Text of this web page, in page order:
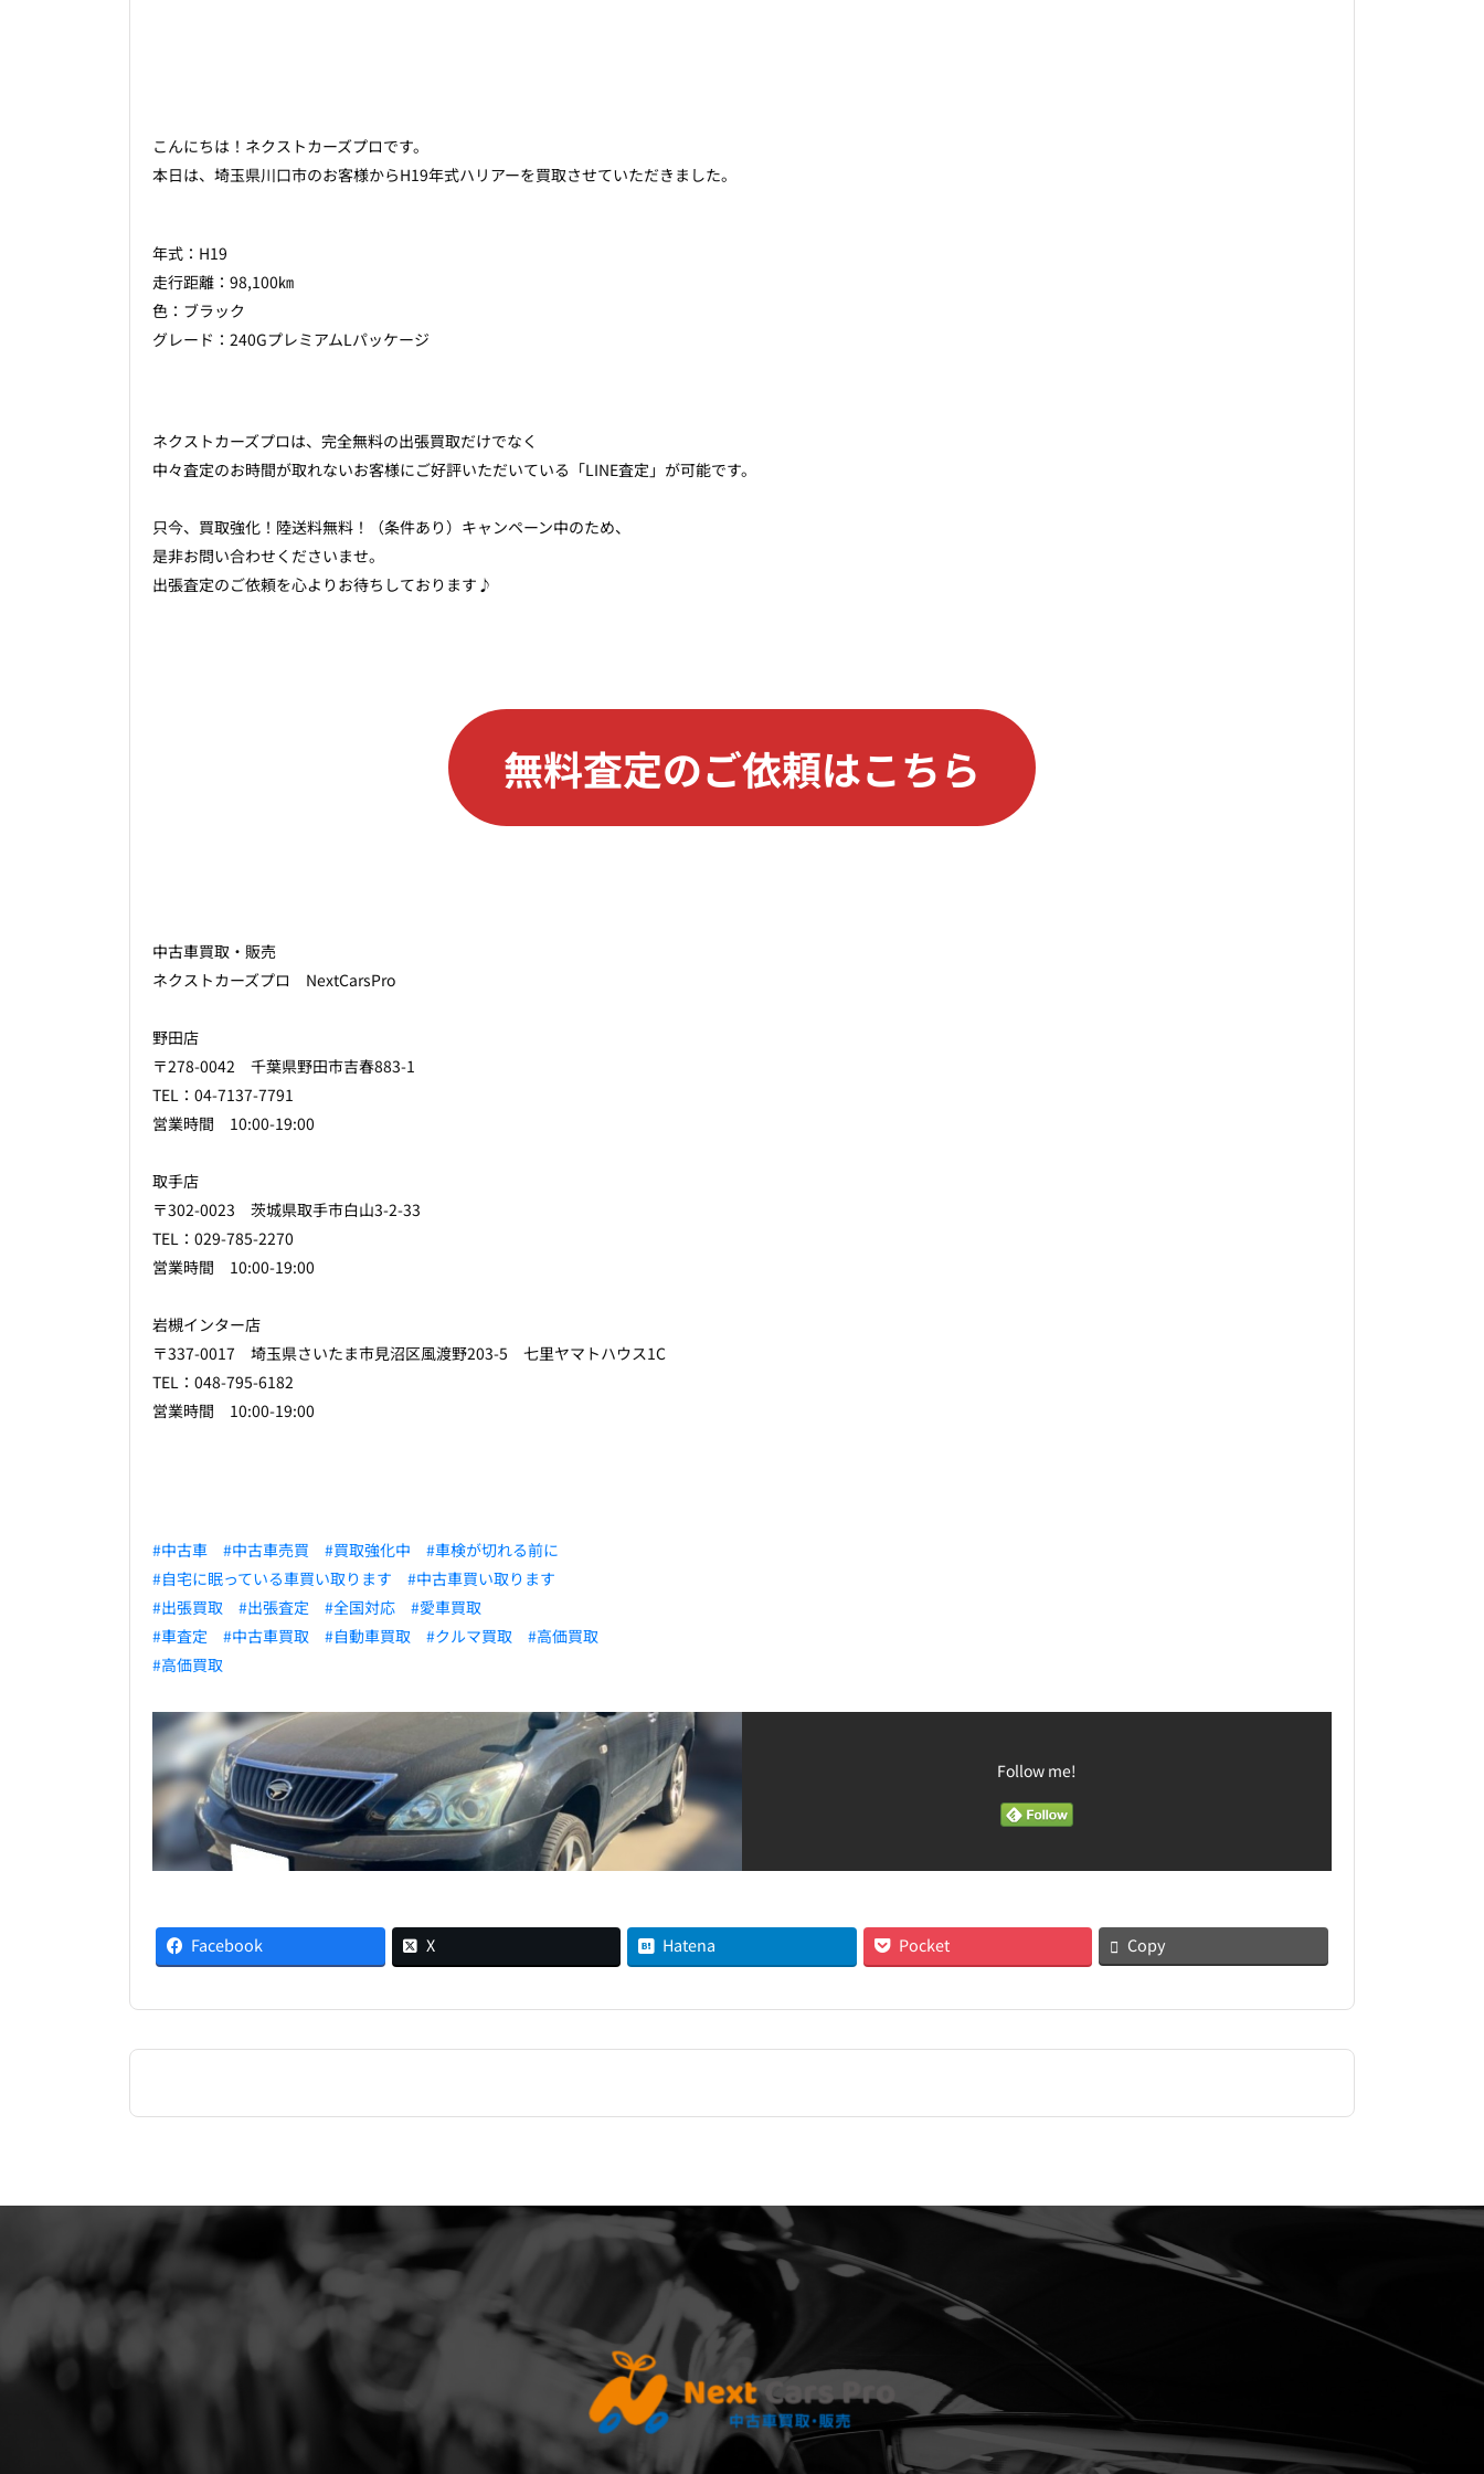
こんにちは！ネクストカーズプロです。
本日は、埼玉県川口市のお客様からH19年式ハリアーを買取させていただきました。
年式：H19
走行距離：98,100㎞
色：ブラック
グレード：240GプレミアムLパッケージ
ネクストカーズプロは、完全無料の出張買取だけでなく
中々査定のお時間が取れないお客様にご好評いただいている「LINE査定」が可能です。
只今、買取強化！陸送料無料！（条件あり）キャンペーン中のため、
是非お問い合わせくださいませ。
出張査定のご依頼を心よりお待ちしております♪
無料査定のご依頼はこちら
中古車買取・販売
ネクストカーズプロ NextCarsPro
野田店
〒278-0042 千葉県野田市吉春883-1
TEL：04-7137-7791
営業時間 10:00-19:00
取手店
〒302-0023 茨城県取手市白山3-2-33
TEL：029-785-2270
営業時間 10:00-19:00
岩槻インター店
〒337-0017 埼玉県さいたま市見沼区風渡野203-5 七里ヤマトハウス1C
TEL：048-795-6182
営業時間 10:00-19:00
#中古車 #中古車売買 #買取強化中
#車検が切れる前に
#自宅に眠っている車買い取ります
#中古車買い取ります
#出張買取
#出張査定 #全国対応
#愛車買取
#車査定
#中古車買取 #自動車買取 #クルマ買取
#高価買取
#高価買取
Follow me!
Facebook X Hatena Pocket Copy